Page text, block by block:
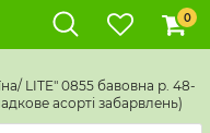
0
LITE" 0855 бавовна р. 48-
асорті забарвлень)